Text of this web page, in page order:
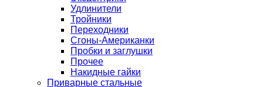
Удлинители
Тройники
Переходники
Сгоны-Американки
Пробки и заглушки
Прочее
Накидные гайки
Приварные стальные